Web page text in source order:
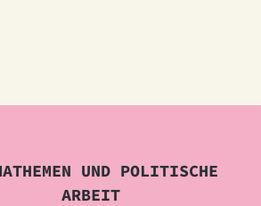
UND POLITISCHE
ARBEIT